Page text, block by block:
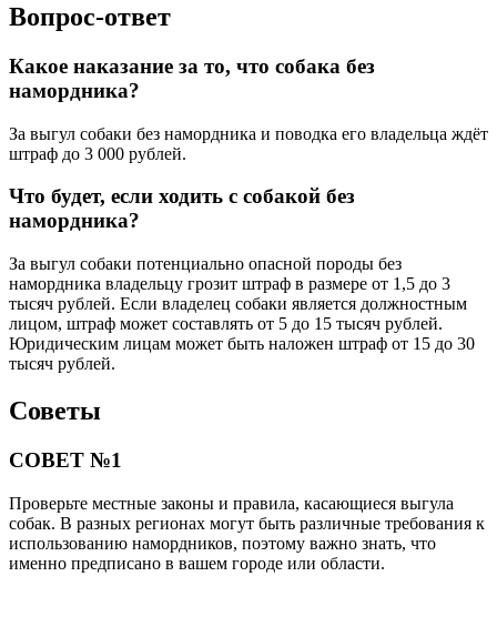
Вопрос-ответ
Какое наказание за то, что собака без
намордника?
За выгул собаки без намордника и поводка его владельца ждёт
штраф до 3 000 рублей.
Что будет, если ходить с собакой без
намордника?
За выгул собаки потенциально опасной породы без
намордника владельцу грозит штраф в размере от 1,5 до 3
тысяч рублей. Если владелец собаки является должностным
лицом, штраф может составлять от 5 до 15 тысяч рублей.
Юридическим лицам может быть наложен штраф от 15 до 30
тысяч рублей.
Советы
СОВЕТ №1
Проверьте местные законы и правила, касающиеся выгула
собак. В разных регионах могут быть различные требования к
использованию намордников, поэтому важно знать, что
именно предписано в вашем городе или области.